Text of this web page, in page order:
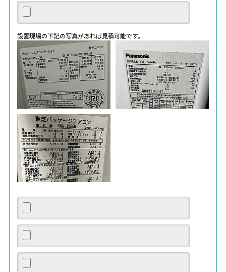
設置現場の下記の写真があれば見積可能です。